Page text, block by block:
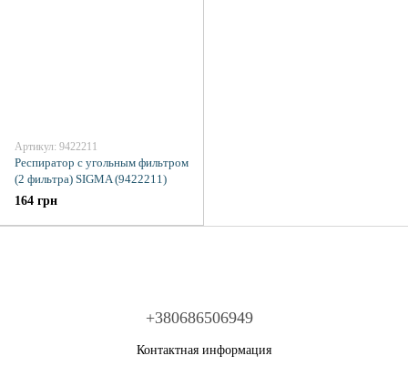
Артикул: 9422211
Респиратор с угольным фильтром
(2 фильтра) SIGMA (9422211)
164 грн
+380686506949
Контактная информация